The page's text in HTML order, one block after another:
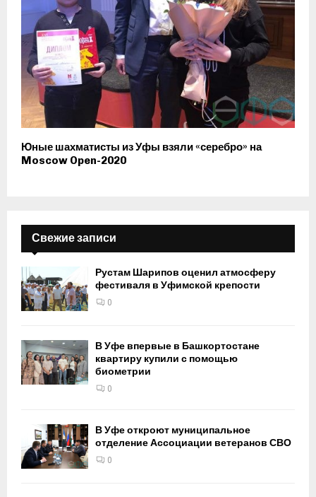
Юные шахматисты из Уфы взяли «серебро» на
Moscow Open-2020
Свежие записи
Рустам Шарипов оценил атмосферу
фестиваля в Уфимской крепости
0
В Уфе впервые в Башкортостане
квартиру купили с помощью
биометрии
0
В Уфе откроют муниципальное
отделение Ассоциации ветеранов СВО
0